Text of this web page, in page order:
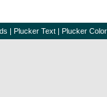
| Plucker Text | Plucker Color